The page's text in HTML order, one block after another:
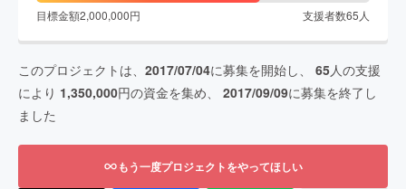
目標金額2,000,000円 支援者数65 人
このプロジェクトは、 2017/07/04に募集を開始し、 65人の支援
により 1,350,000円の資金を集め、 2017/09/09に募集を終了し
ました
もう一度プロジェクトをやってほしい